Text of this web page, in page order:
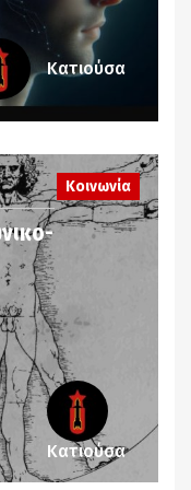
Κατιούσα
Κοινωνία
Κατιούσα